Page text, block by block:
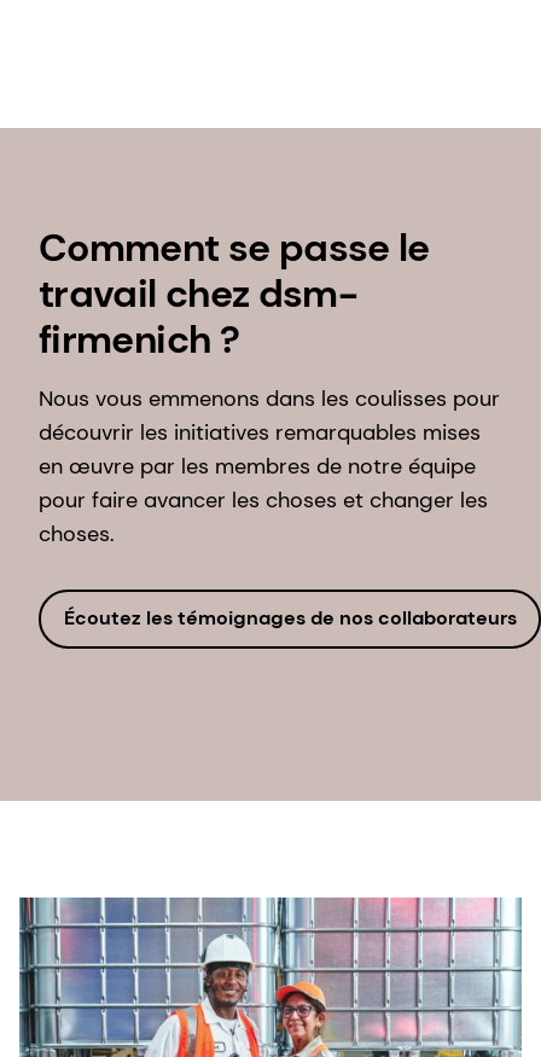
Comment se passe le
travail chez dsm-
firmenich ?
Nous vous emmenons dans les coulisses pour
découvrir les initiatives remarquables mises
en œuvre par les membres de notre équipe
pour faire avancer les choses et changer les
choses.
Écoutez les témoignages de nos collaborateurs